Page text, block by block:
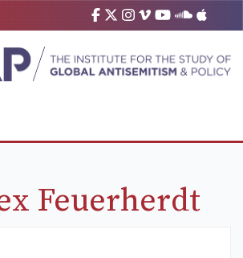
Feuerherdt